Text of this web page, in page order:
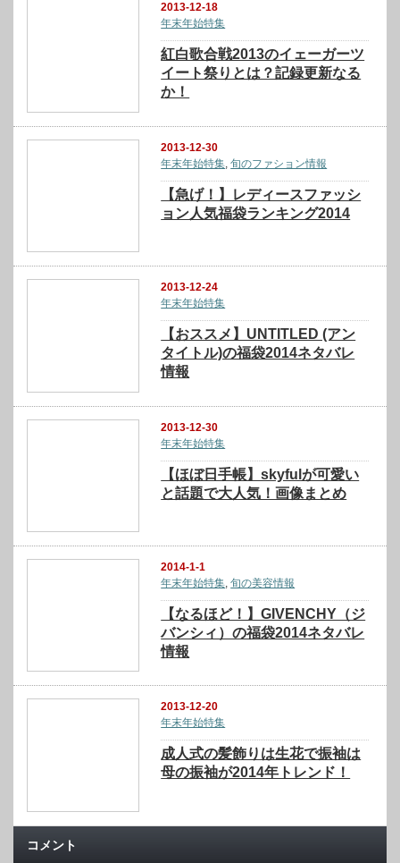
2013-12-18
年末年始特集
紅白歌合戦2013のイェーガーツ
イート祭りとは？記録更新なる
か！
2013-12-30
年末年始特集,旬のファション情報
【急げ！】レディースファッシ
ョン人気福袋ランキング2014
2013-12-24
年末年始特集
【おススメ】UNTITLED (アン
タイトル)の福袋2014ネタバレ
情報
2013-12-30
年末年始特集
【ほぼ日手帳】skyfulが可愛い
と話題で大人気！画像まとめ
2014-1-1
年末年始特集,旬の美容情報
【なるほど！】GIVENCHY（ジ
バンシィ）の福袋2014ネタバレ
情報
2013-12-20
年末年始特集
成人式の髪飾りは生花で振袖は
母の振袖が2014年トレンド！
コメント